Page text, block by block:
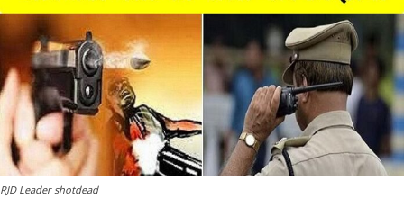
RJD Leader shotdead